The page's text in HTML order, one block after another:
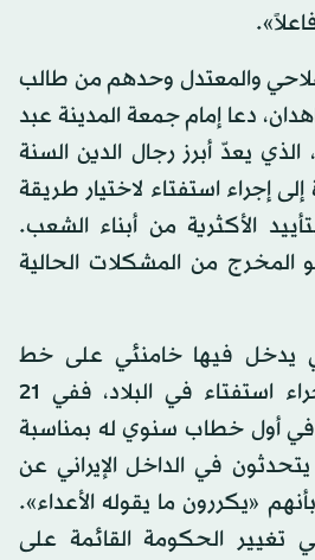
والمعتدل وحدهم من طالب
دعا إمام جمعة المدينة عبد
يعدّ أبرز رجال الدين السنة
إجراء استفتاء لاختيار طريقة
الأكثرية من أبناء الشعب.
المخرج من المشكلات الحالية
يدخل فيها خامنئي على خط
النقاش الدائر حول إجراء استفتاء في البلاد، ففي 21
أول خطاب سنوي له بمناسبة
في الداخل الإيراني عن
«يكررون ما يقوله الأعداء».
تغيير الحكومة القائمة على